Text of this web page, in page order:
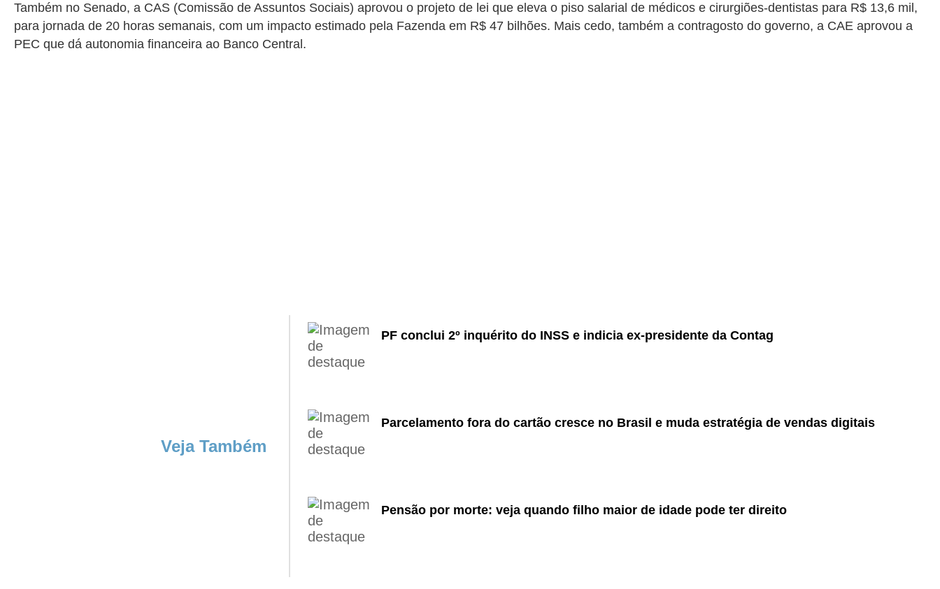
Também no Senado, a CAS (Comissão de Assuntos Sociais) aprovou o projeto de lei que eleva o piso salarial de médicos e cirurgiões-dentistas para R$ 13,6 mil,
para jornada de 20 horas semanais, com um impacto estimado pela Fazenda em R$ 47 bilhões. Mais cedo, também a contragosto do governo, a CAE aprovou a
PEC que dá autonomia financeira ao Banco Central.
Veja Também
PF conclui 2º inquérito do INSS e indicia ex-presidente da Contag
Parcelamento fora do cartão cresce no Brasil e muda estratégia de vendas digitais
Pensão por morte: veja quando filho maior de idade pode ter direito